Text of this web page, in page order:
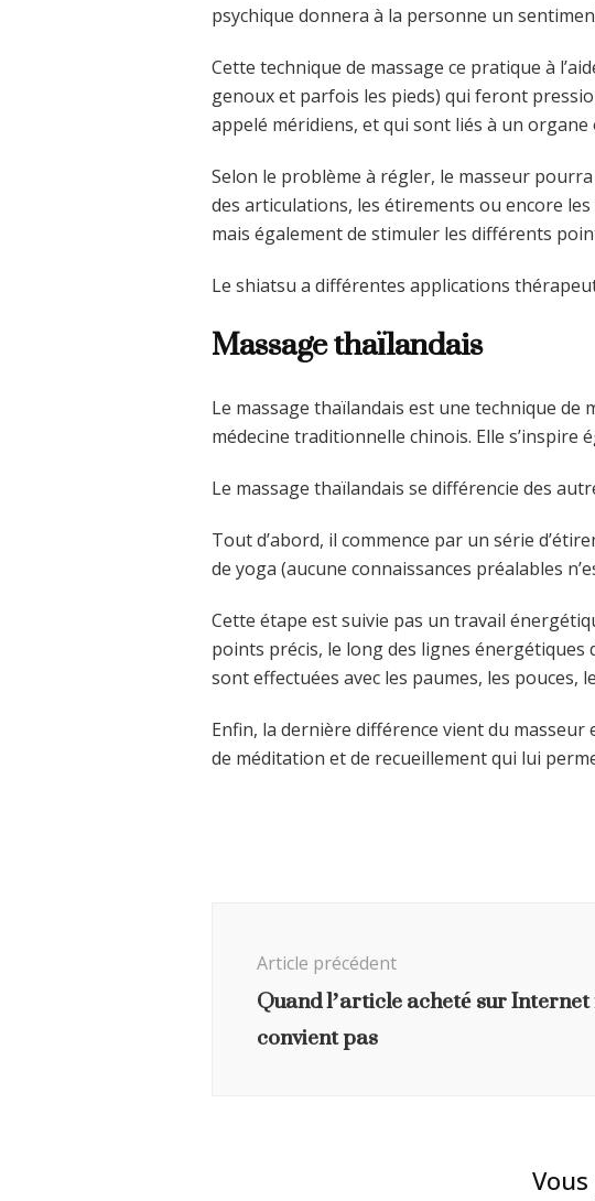
psychique donnera à la personne un
Cette technique de massage ce pratique à
genoux et parfois les pieds) qui feront
appelé méridiens, et qui sont liés à un
Selon le problème à régler, le masseur
des articulations, les étirements ou encore
mais également de stimuler les différents
Le shiatsu a différentes applications
Massage thaïlandais
Le massage thaïlandais est une technique de
médecine traditionnelle chinois. Elle
Le massage thaïlandais se différencie des
Tout d’abord, il commence par un série
de yoga (aucune connaissances préalables
Cette étape est suivie pas un travail
points précis, le long des lignes énergétiques
sont effectuées avec les paumes, les pouces,
Enfin, la dernière différence vient du
de méditation et de recueillement qui lui
Article précédent
Quand l’article acheté sur
convient pas